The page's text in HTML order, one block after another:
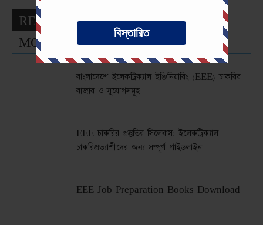
বিস্তারিত
RELATED ARTICLES
MORE FROM AUTHOR
বাংলাদেশে ইলেকট্রিক্যাল ইঞ্জিনিয়ারিং (EEE) চাকরির
বাজার ও সুযোগসমূহ
EEE চাকরির প্রস্তুতির সিলেবাস: ইলেকট্রিক্যাল
চাকরিপ্রত্যাশীদের জন্য সম্পূর্ণ গাইডলাইন
EEE Job Preparation Books Download